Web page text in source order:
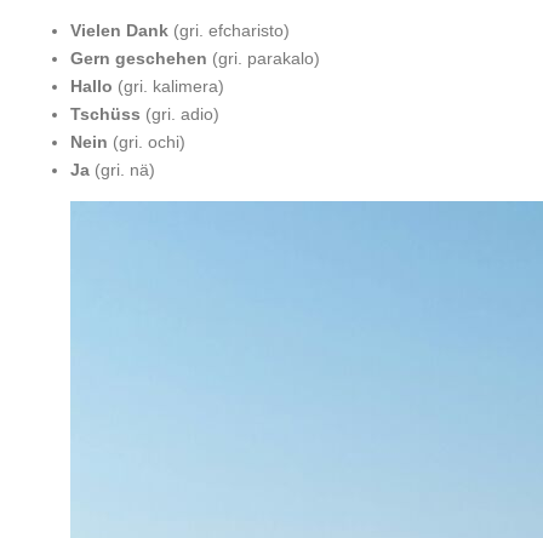
Vielen Dank (gri. efcharisto)
Gern geschehen (gri. parakalo)
Hallo (gri. kalimera)
Tschüss (gri. adio)
Nein (gri. ochi)
Ja (gri. nä)